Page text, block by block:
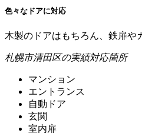
色々なドアに対応
木製のドアはもちろん、鉄扉や
札幌市清田区の実績対応箇所
マンション
エントランス
自動ドア
玄関
室内扉